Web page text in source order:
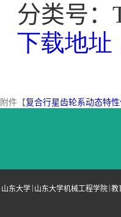
分类号：
下载地址
附件【复合行星齿轮系动态特
山东大学 | 山东大学机械工程学院 |教